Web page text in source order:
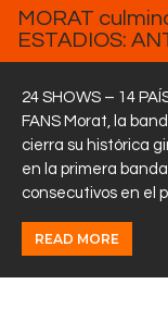
MORAT
ESTADIOS:
24 SHOWS – 14
FANS Morat, la
cierra su histórica
en la primera
consecutivos en el
READ MORE